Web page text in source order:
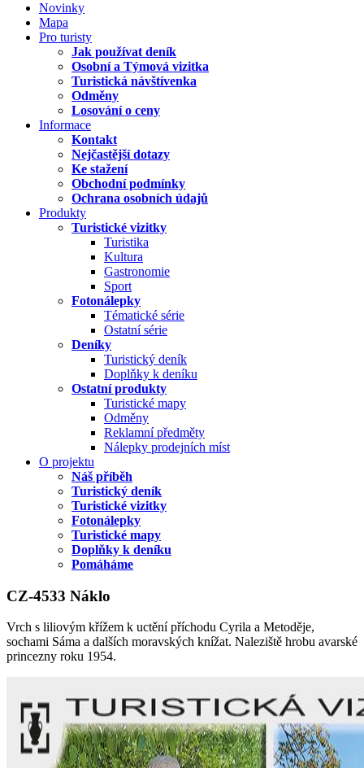
Novinky
Mapa
Pro turisty
Jak používat deník
Osobní a Týmová vizitka
Turistická návštívenka
Odměny
Losování o ceny
Informace
Kontakt
Nejčastější dotazy
Ke stažení
Obchodní podmínky
Ochrana osobních údajů
Produkty
Turistické vizitky
Turistika
Kultura
Gastronomie
Sport
Fotonálepky
Tématické série
Ostatní série
Deníky
Turistický deník
Doplňky k deníku
Ostatní produkty
Turistické mapy
Odměny
Reklamní předměty
Nálepky prodejních míst
O projektu
Náš příběh
Turistický deník
Turistické vizitky
Fotonálepky
Turistické mapy
Doplňky k deníku
Pomáháme
CZ-4533 Náklo
Vrch s liliovým křížem k uctění příchodu Cyrila a Metoděje,
sochami Sáma a dalších moravských knížat. Naleziště hrobu avarské
princezny roku 1954.